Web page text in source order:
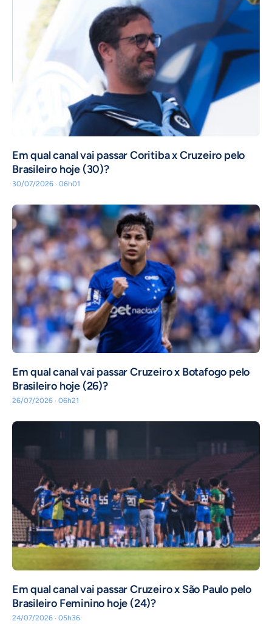
Em qual canal vai passar Coritiba x Cruzeiro pelo
Brasileiro hoje (30)?
30/07/2026 · 06h01
Em qual canal vai passar Cruzeiro x Botafogo pelo
Brasileiro hoje (26)?
26/07/2026 · 06h21
Em qual canal vai passar Cruzeiro x São Paulo pelo
Brasileiro Feminino hoje (24)?
24/07/2026 · 05h36